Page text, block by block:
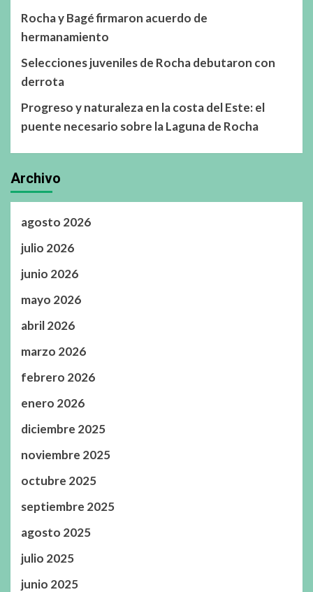
Rocha y Bagé firmaron acuerdo de
hermanamiento
Selecciones juveniles de Rocha debutaron con
derrota
Progreso y naturaleza en la costa del Este: el
puente necesario sobre la Laguna de Rocha
Archivo
agosto 2026
julio 2026
junio 2026
mayo 2026
abril 2026
marzo 2026
febrero 2026
enero 2026
diciembre 2025
noviembre 2025
octubre 2025
septiembre 2025
agosto 2025
julio 2025
junio 2025